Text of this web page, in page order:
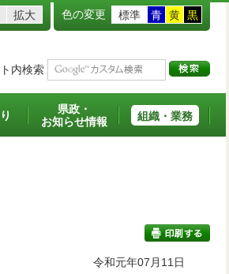
拡大 色の変更 標準 青 黄 黒
内検索
県政・
お知らせ情報
組織・業務
令和元年07月11日